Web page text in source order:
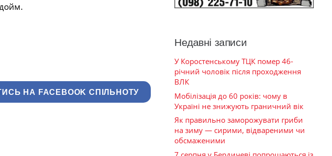
НА FACEBOOK СПІЛЬНОТУ
Недавні записи
У Коростенському ТЦК помер 46-
річний чоловік після проходження
ВЛК
Мобілізація до 60 років: чому в
Україні не знижують граничний вік
Як правильно заморожувати гриби
на зиму — сирими, відвареними чи
обсмаженими